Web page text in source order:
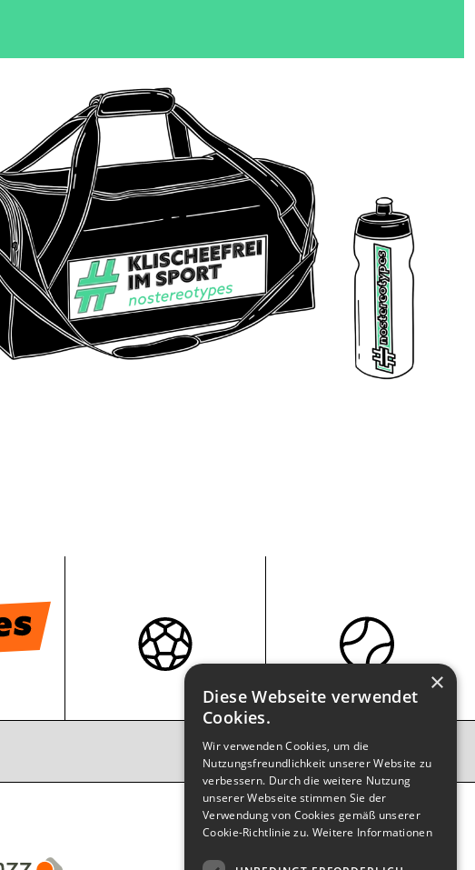
×
Diese Webseite verwendet
Cookies.
Wir verwenden Cookies, um die
Nutzungsfreundlichkeit unserer Website zu
verbessern. Durch die weitere Nutzung
unserer Webseite stimmen Sie der
Verwendung von Cookies gemäß unserer
Cookie-Richtlinie zu. Weitere Informationen